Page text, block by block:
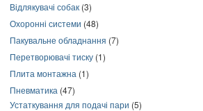
Відлякувачі собак (3)
Охоронні системи (48)
Пакувальне обладнання (7)
Перетворювачі тиску (1)
Плита монтажна (1)
Пневматика (47)
Устаткування для подачі пари (5)